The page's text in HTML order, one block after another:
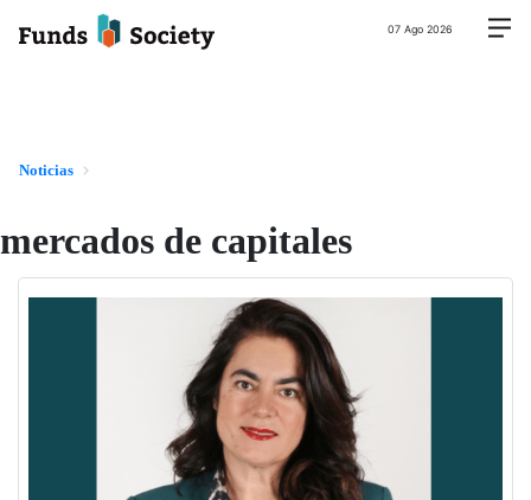
07 Ago 2026
Noticias
mercados de capitales